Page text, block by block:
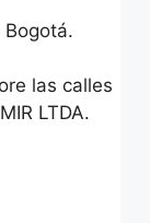
Bogotá.
las calles
LTDA.